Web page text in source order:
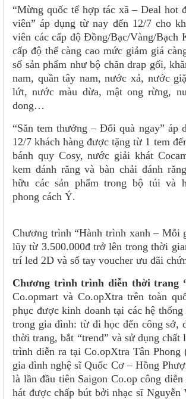
“Mừng quốc tế hợp tác xã – Deal hot
viên” áp dụng từ nay đến 12/7 cho
viên các cấp độ Đồng/Bạc/Vàng/Bạch
cấp độ thể càng cao mức giảm giá
số sản phẩm như bộ chăn drap gối,
nam, quần tây nam, nước xả, nước
lứt, nước màu dừa, mật ong rừng,
dong…
“Săn tem thưởng – Đổi quà ngay” áp
12/7 khách hàng được tặng từ 1 tem
bánh quy Cosy, nước giải khát
kem đánh răng và bàn chải đánh
hữu các sản phẩm trong bộ túi và
phong cách Ý.
Chương trình “Hành trình xanh – Mỗi
lũy từ 3.500.000đ trở lên trong thời
trí led 2D và sổ tay voucher ưu đãi
Chương trình trình diễn thời trang
Co.opmart và Co.opXtra trên toàn
phục được kinh doanh tại các hệ
trong gia đình: từ đi học đến công
thời trang, bắt “trend” và sử dụng
trình diễn ra tại Co.opXtra Tân
gia đình nghệ sĩ Quốc Cơ – Hồng
là lần đầu tiên Saigon Co.op công
hát được chấp bút bởi nhạc sĩ Nguyễn